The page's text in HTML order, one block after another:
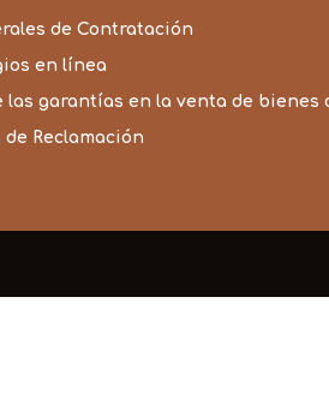
de Contratación
en línea
las garantías en la venta de bienes
de Reclamación